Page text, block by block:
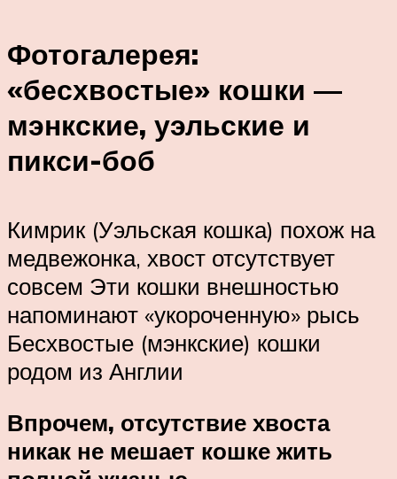
Фотогалерея:
«бесхвостые» кошки —
мэнкские, уэльские и
пикси-боб
Кимрик (Уэльская кошка) похож на
медвежонка, хвост отсутствует
совсем Эти кошки внешностью
напоминают «укороченную» рысь
Бесхвостые (мэнкские) кошки
родом из Англии
Впрочем, отсутствие хвоста
никак не мешает кошке жить